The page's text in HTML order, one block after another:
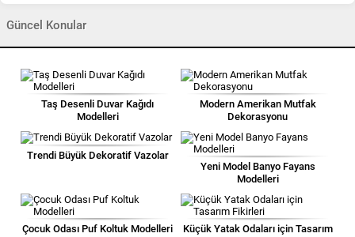
Güncel Konular
Taş Desenli Duvar Kağıdı
Modelleri
Modern Amerikan Mutfak
Dekorasyonu
Trendi Büyük Dekoratif Vazolar
Yeni Model Banyo Fayans
Modelleri
Çocuk Odası Puf Koltuk Modelleri
Küçük Yatak Odaları için Tasarım